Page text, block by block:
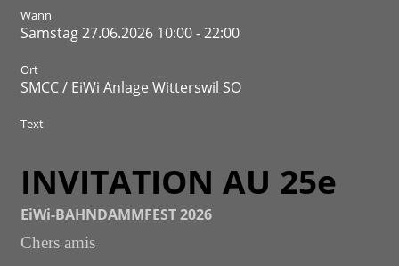
Wann
Samstag 27.06.2026 10:00 - 22:00
Ort
SMCC / EiWi Anlage Witterswil SO
Text
INVITATION AU 25e
EiWi-BAHNDAMMFEST 2026
Chers amis